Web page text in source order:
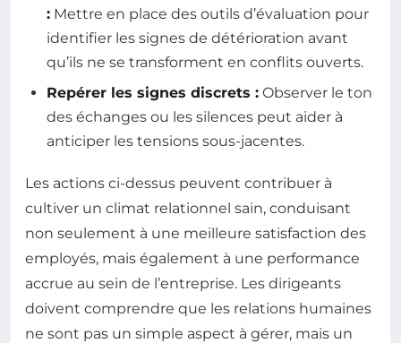
: Mettre en place des outils d’évaluation pour
identifier les signes de détérioration avant
qu’ils ne se transforment en conflits ouverts.
Repérer les signes discrets : Observer le ton
des échanges ou les silences peut aider à
anticiper les tensions sous-jacentes.
Les actions ci-dessus peuvent contribuer à
cultiver un climat relationnel sain, conduisant
non seulement à une meilleure satisfaction des
employés, mais également à une performance
accrue au sein de l’entreprise. Les dirigeants
doivent comprendre que les relations humaines
ne sont pas un simple aspect à gérer, mais un